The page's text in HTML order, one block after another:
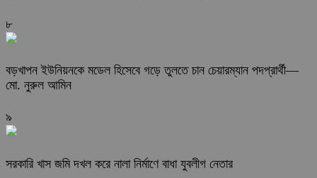
৮
বড়খাপন ইউনিয়নকে মডেল হিসেবে গড়ে তুলতে চান চেয়ারম্যান পদপ্রার্থী—
মো. নুরুল আমিন
৯
সরকারি খাস জমি দখল করে নালা নির্মাণে বাধা যুবলীগ নেতার